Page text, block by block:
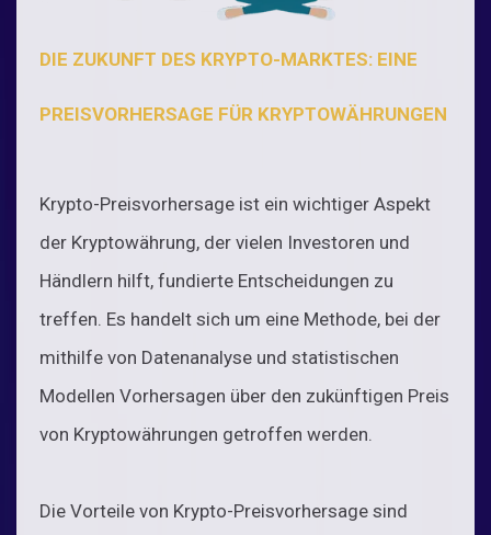
DIE ZUKUNFT DES KRYPTO-MARKTES: EINE
PREISVORHERSAGE FÜR KRYPTOWÄHRUNGEN
Krypto-Preisvorhersage ist ein wichtiger Aspekt
der Kryptowährung, der vielen Investoren und
Händlern hilft, fundierte Entscheidungen zu
treffen. Es handelt sich um eine Methode, bei der
mithilfe von Datenanalyse und statistischen
Modellen Vorhersagen über den zukünftigen Preis
von Kryptowährungen getroffen werden.
Die Vorteile von Krypto-Preisvorhersage sind